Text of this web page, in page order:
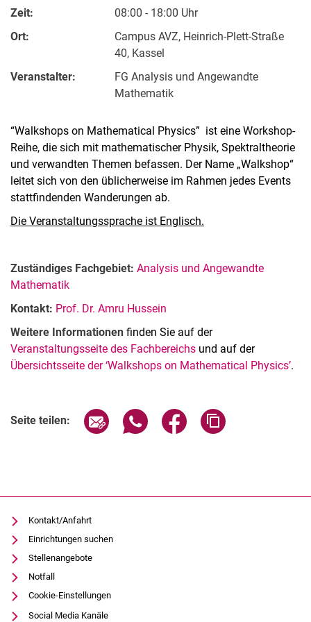
Zeit:
08:00 - 18:00 Uhr
Ort:
Campus AVZ, Heinrich-Plett-Straße
40, Kassel
Veranstalter:
FG Analysis und Angewandte
Mathematik
“Walkshops on Mathematical Physics” ist eine Workshop-
Reihe, die sich mit mathematischer Physik, Spektraltheorie
und verwandten Themen befassen. Der Name „Walkshop“
leitet sich von den üblicherweise im Rahmen jedes Events
stattfindenden Wanderungen ab.
Die Veranstaltungssprache ist Englisch.
Zuständiges Fachgebiet: Analysis und Angewandte
Mathematik
Kontakt: Prof. Dr. Amru Hussein
Weitere Informationen finden Sie auf der
Veranstaltungsseite des Fachbereichs und auf der
Übersichtsseite der ‘Walkshops on Mathematical Physics’.
Seite teilen: Seite über E-Mail teilen
Seite über WhatsApp teilen
Seite über Facebook
Kontakt/Anfahrt
Einrichtungen suchen
Stellenangebote
Notfall
Cookie-Einstellungen
Social Media Kanäle